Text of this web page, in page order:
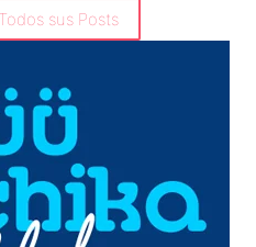
Todos sus Posts